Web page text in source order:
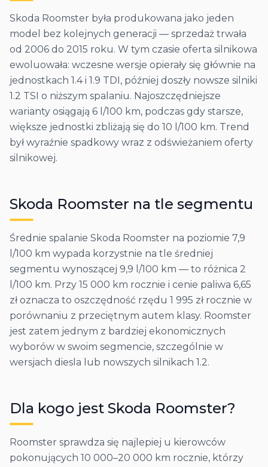
Skoda Roomster była produkowana jako jeden
model bez kolejnych generacji — sprzedaż trwała
od 2006 do 2015 roku. W tym czasie oferta silnikowa
ewoluowała: wczesne wersje opierały się głównie na
jednostkach 1.4 i 1.9 TDI, później doszły nowsze silniki
1.2 TSI o niższym spalaniu. Najoszczędniejsze
warianty osiągają 6 l/100 km, podczas gdy starsze,
większe jednostki zbliżają się do 10 l/100 km. Trend
był wyraźnie spadkowy wraz z odświeżaniem oferty
silnikowej.
Skoda Roomster na tle segmentu
Średnie spalanie Skoda Roomster na poziomie 7,9
l/100 km wypada korzystnie na tle średniej
segmentu wynoszącej 9,9 l/100 km — to różnica 2
l/100 km. Przy 15 000 km rocznie i cenie paliwa 6,65
zł oznacza to oszczędność rzędu 1 995 zł rocznie w
porównaniu z przeciętnym autem klasy. Roomster
jest zatem jednym z bardziej ekonomicznych
wyborów w swoim segmencie, szczególnie w
wersjach diesla lub nowszych silnikach 1.2.
Dla kogo jest Skoda Roomster?
Roomster sprawdza się najlepiej u kierowców
pokonujących 10 000–20 000 km rocznie, którzy